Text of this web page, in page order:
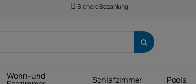
Sichere Bezahlung
Wohn-und Schlafzimmer Pools